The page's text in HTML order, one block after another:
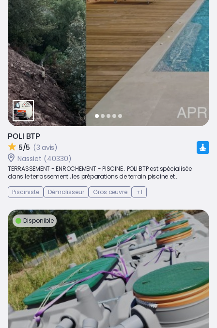
POLI BTP
5/5 (3 avis)
Nassiet (40330)
TERRASSEMENT - ENROCHEMENT - PISCINE . POLI BTP est spécialisée
dans le terrassement , les préparations de terrain piscine et...
Pisciniste
Démolisseur Gros œuvre +1
Disponible